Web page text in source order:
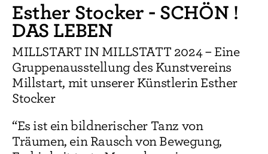
Esther Stocker - SCHÖN !
DAS LEBEN
MILLSTART IN MILLSTATT 2024 – Eine
Gruppenausstellung des Kunstvereins
Millstart, mit unserer Künstlerin Esther
Stocker
“Es ist ein bildnerischer Tanz von
Träumen, ein Rausch von Bewegung,